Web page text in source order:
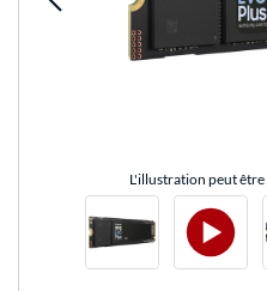
L'illustration peut